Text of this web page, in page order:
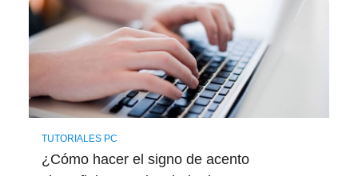
TUTORIALES PC
¿Cómo hacer el signo de acento